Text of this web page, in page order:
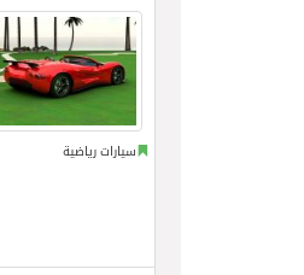
سيارات رياضية